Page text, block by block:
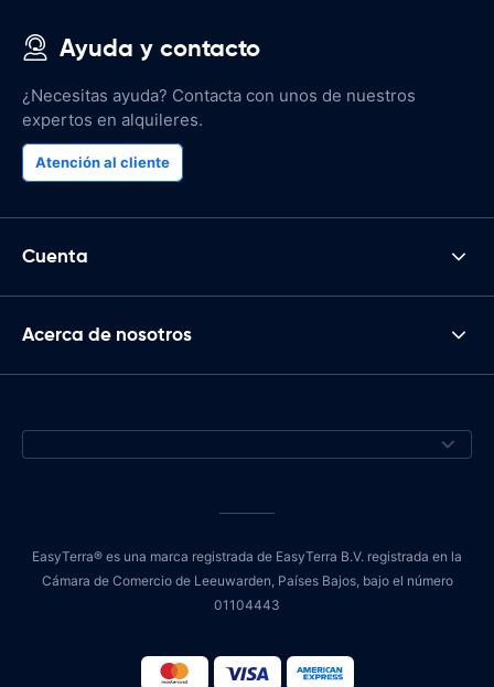
Ayuda y contacto
¿Necesitas ayuda? Contacta con unos de nuestros
expertos en alquileres.
Atención al cliente
Cuenta
Acerca de nosotros
EasyTerra® es una marca registrada de EasyTerra B.V. registrada en la
Cámara de Comercio de Leeuwarden, Países Bajos, bajo el número
01104443